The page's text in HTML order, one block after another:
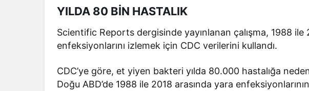
YILDA 80 BİN HASTALIK
Scientific Reports dergisinde yayınlanan çalışma, 1988
enfeksiyonlarını izlemek için CDC verilerini kullandı.
CDC’ye göre, et yiyen bakteri yılda 80.000 hastalığa
Doğu ABD’de 1988 ile 2018 arasında yara